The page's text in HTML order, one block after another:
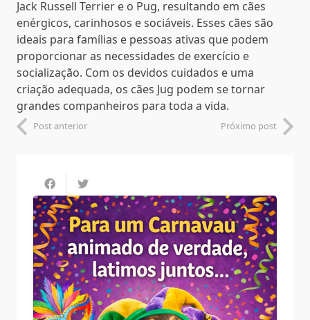
Jack Russell Terrier e o Pug, resultando em cães
enérgicos, carinhosos e sociáveis. Esses cães são
ideais para famílias e pessoas ativas que podem
proporcionar as necessidades de exercício e
socialização. Com os devidos cuidados e uma
criação adequada, os cães Jug podem se tornar
grandes companheiros para toda a vida.
Post anterior Próximo post